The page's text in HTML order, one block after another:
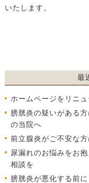
いたします。
最
ホームページをリニ
膀胱炎の疑いがある
の当院へ
前立腺炎がご不安な
尿漏れのお悩みをお
相談を
膀胱炎が悪化する前